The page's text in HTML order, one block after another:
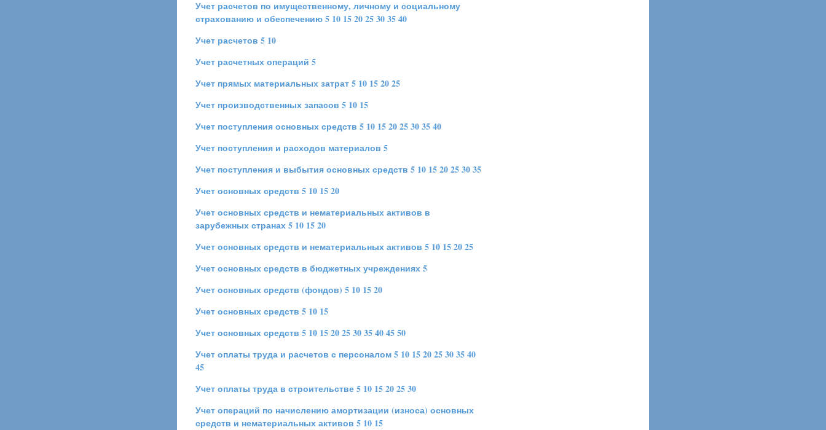
Учет расчетов по имущественному, личному и социальному
страхованию и обеспечению5 10 152025303540
Учет расчетов 5 10
Учет расчетных операций 5
Учет прямых материальных затрат5 10 152025
Учет производственных запасов 5 10 15
Учет поступления основных средств 5 10 152025303540
Учет поступления и расходов материалов 5
Учет поступления и выбытия основных средств 5 10 1520253035
Учет основных средств 5 10 1520
Учет основных средств и нематериальных активов в
зарубежных странах5 10 1520
Учет основных средств и нематериальных активов 5 10 152025
Учет основных средств в бюджетных учреждениях5
Учет основных средств (фондов) 5 10 1520
Учет основных средств 5 10 15
Учет основных средств 5 10 1520253035404550
Учет оплаты труда и расчетов с персоналом5 10 152025303540
45
Учет оплаты труда в строительстве5 10 15202530
Учет операций по начислению амортизации (износа) основных
средств и нематериальных активов 5 10 15